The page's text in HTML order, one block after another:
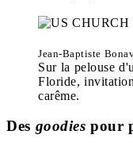
Jean-Baptiste
Sur la pelouse
Floride,
carême.
Des goodies pour